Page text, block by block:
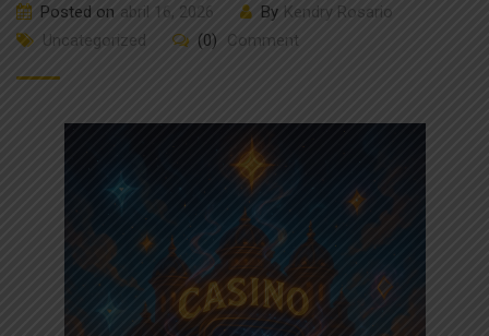
Posted on abril 16, 2026 By Kendry Rosario
Uncategorized
(0) Comment